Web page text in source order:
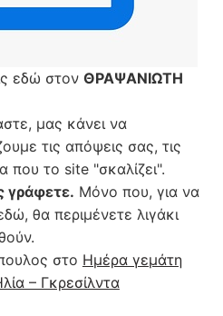
εδώ στον ΘΡΑΨΑΝΙΩΤΗ
μας κάνει να
τις απόψεις σας, τις
που το site "σκαλίζει".
γράφετε. Μόνο που, για να
θα περιμένετε λιγάκι
στο Hμέρα γεμάτη
– Γκρεσίλντα